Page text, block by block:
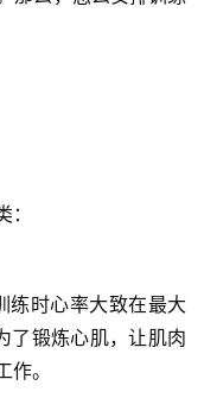
练时心率大致在最大
了锻炼心肌，让肌肉
。